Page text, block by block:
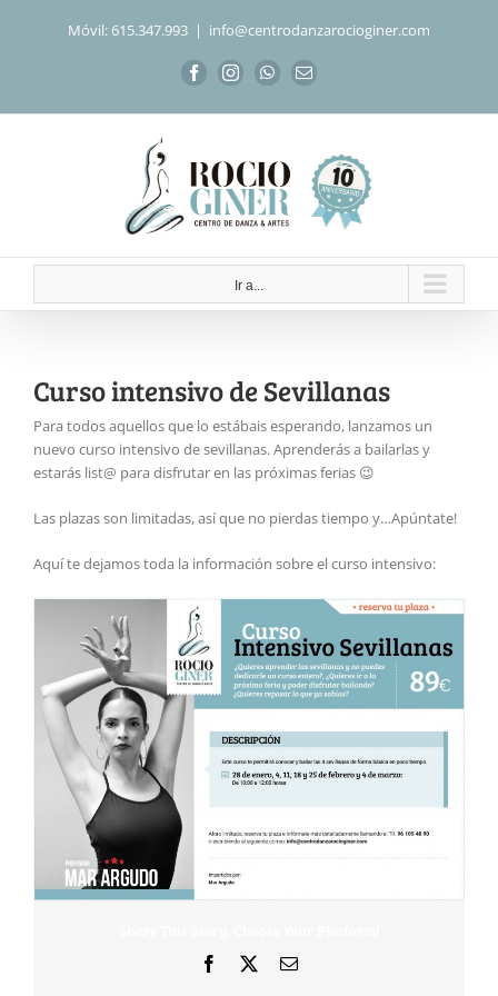
Móvil: 615.347.993 | info@centrodanzarocioginer.com
FacebookInstagramWhatsApp
Correo
Ir a...
Curso intensivo de Sevillanas
Para todos aquellos que lo estábais esperando, lanzamos un
nuevo curso intensivo de sevillanas. Aprenderás a bailarlas y
estarás list@ para disfrutar en las próximas ferias 😉
Las plazas son limitadas, así que no pierdas tiempo y…Apúntate!
Aquí te dejamos toda la información sobre el curso intensivo:
Facebook
Correo